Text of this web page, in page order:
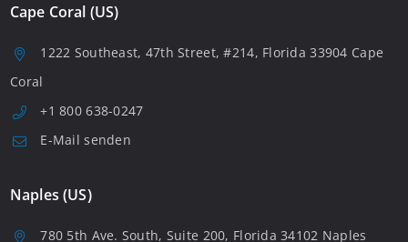
Cape Coral (US)
1222 Southeast, 47th Street, #214, Florida 33904 Cape
Coral
+1 800 638-0247
E-Mail senden
Naples (US)
780 5th Ave. South, Suite 200, Florida 34102 Naples